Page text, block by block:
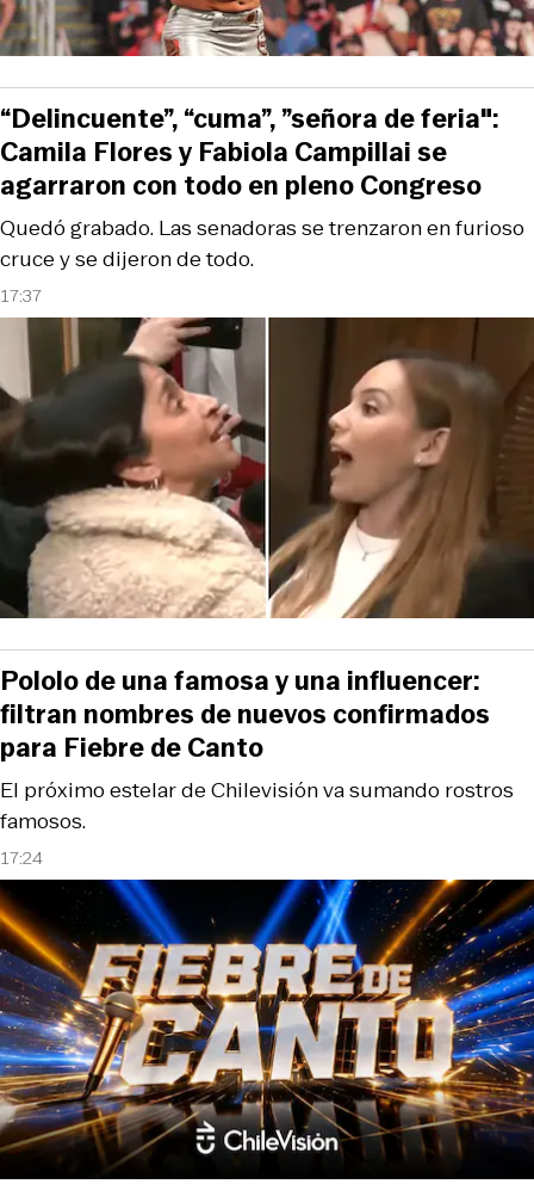
17:37
Quedó grabado. Las senadoras se trenzaron en furioso
cruce y se dijeron de todo.
“Delincuente”, “cuma”, ”señora de feria":
Camila Flores y Fabiola Campillai se
agarraron con todo en pleno Congreso
17:24
El próximo estelar de Chilevisión va sumando rostros
famosos.
Pololo de una famosa y una influencer:
filtran nombres de nuevos confirmados
para Fiebre de Canto